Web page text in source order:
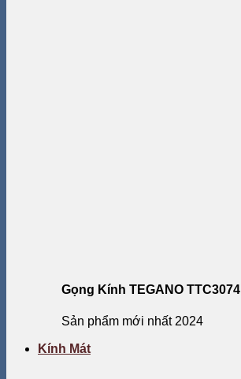
Gọng Kính TEGANO TTC3074
Sản phẩm mới nhất 2024
Kính Mát